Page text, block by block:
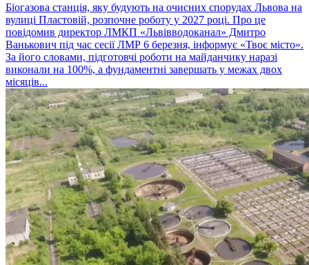
Біогазова станція, яку будують на очисних спорудах Львова на
вулиці Пластовій, розпочне роботу у 2027 році. Про це
повідомив директор ЛМКП «Львівводоканал» Дмитро
Ванькович під час сесії ЛМР 6 березня, інформує «Твоє місто».
За його словами, підготовчі роботи на майданчику наразі
виконали на 100%, а фундаментні завершать у межах двох
місяців...